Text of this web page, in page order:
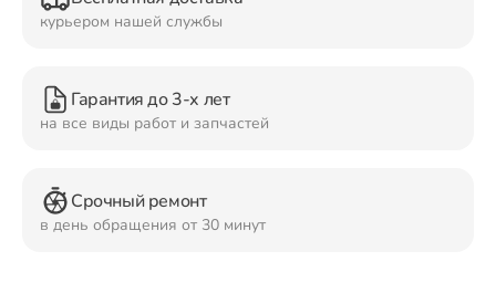
курьером нашей службы
Гарантия до 3-х лет
на все виды работ и запчастей
Срочный ремонт
в день обращения от 30 минут